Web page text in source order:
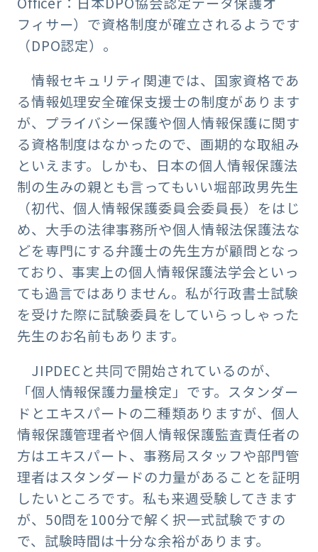
フィサー）で資格制度が確立されるようです
（DPO認定）。
情報セキュリティ関連では、国家資格であ
る情報処理安全確保支援士の制度があります
が、プライバシー保護や個人情報保護に関す
る資格制度はなかったので、画期的な取組み
といえます。しかも、日本の個人情報保護法
制の生みの親とも言ってもいい堀部政男先生
（初代、個人情報保護委員会委員長）をはじ
め、大手の法律事務所や個人情報法保護法な
どを専門にする弁護士の先生方が顧問となっ
ており、事実上の個人情報保護法学会といっ
ても過言ではありません。私が行政書士試験
を受けた際に試験委員をしていらっしゃった
先生のお名前もあります。
JIPDECと共同で開始されているのが、
「個人情報保護力量検定」です。スタンダー
ドとエキスパートの二種類ありますが、個人
情報保護管理者や個人情報保護監査責任者の
方はエキスパート、事務局スタッフや部門管
理者はスタンダードの力量があることを証明
したいところです。私も来週受験してきます
が、50問を100分で解く択一式試験ですの
で、試験時間は十分な余裕があります。